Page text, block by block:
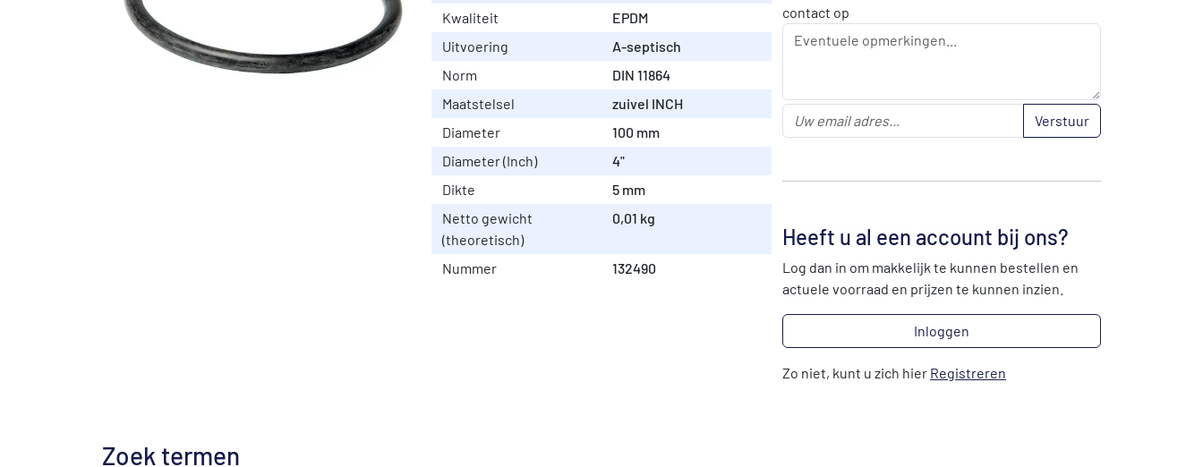
Kwaliteit
EPDM
Uitvoering
A-septisch
Norm
DIN 11864
Maatstelsel
zuivel INCH
Diameter
100 mm
Diameter (Inch)
4"
Dikte
5 mm
Netto gewicht
(theoretisch)
0,01 kg
Nummer 132490
contact op
Verstuur
Heeft u al een account bij ons?
Log dan in om makkelijk te kunnen bestellen en
actuele voorraad en prijzen te kunnen inzien.
Inloggen
Zo niet, kunt u zich hier Registreren
Zoek termen